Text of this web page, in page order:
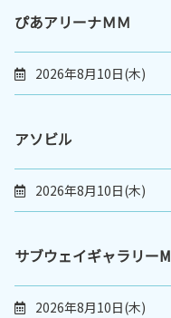
ぴあアリーナＭＭ
2026年8月10日(木)
アソビル
2026年8月10日(木)
サブウェイギャラリーM
2026年8月10日(木)